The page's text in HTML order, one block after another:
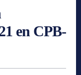
en CPB-